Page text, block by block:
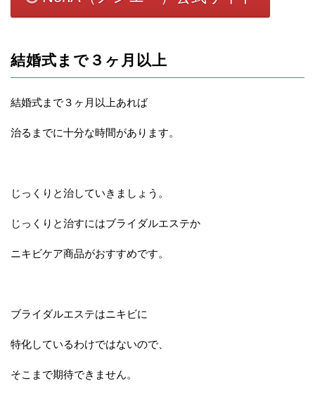
結婚式まで３ヶ月以上
結婚式まで３ヶ月以上あれば
治るまでに十分な時間があります。
じっくりと治していきましょう。
じっくりと治すにはブライダルエステか
ニキビケア商品がおすすめです。
ブライダルエステはニキビに
特化しているわけではないので、
そこまで期待できません。